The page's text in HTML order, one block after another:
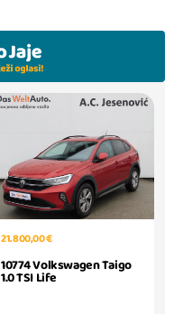
21.800,00 €
10774 Volkswagen Taigo
1.0 TSI Life